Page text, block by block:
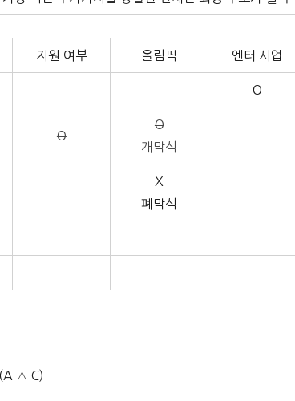
지원 여부 올림픽 엔터 사업
O
O
O
개막식
X
폐막식
∧ C)